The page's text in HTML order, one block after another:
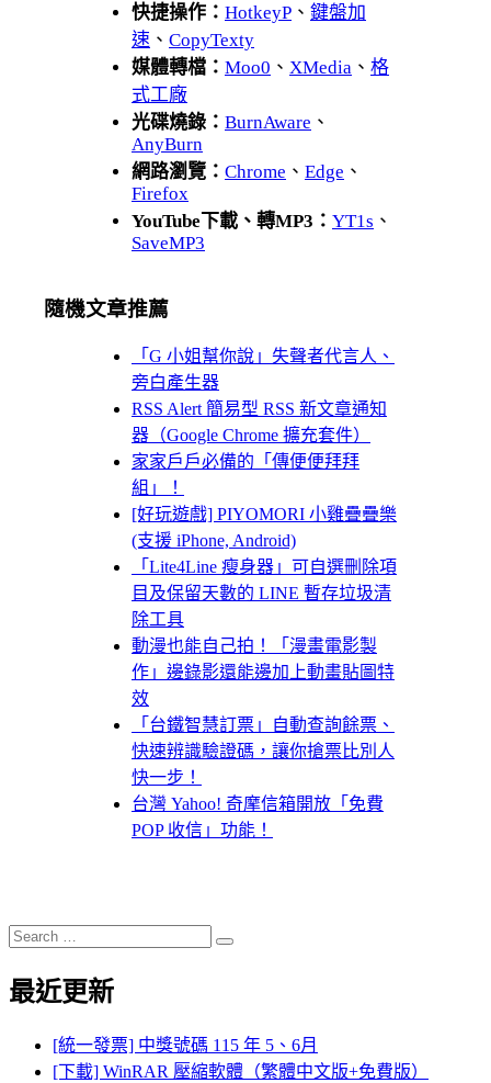
快捷操作： HotkeyP 、 鍵盤加
速 、 CopyTexty
媒體轉檔： Moo0 、 XMedia 、 格
式工廠
光碟燒錄： BurnAware 、
AnyBurn
網路瀏覽： Chrome 、 Edge 、
Firefox
YouTube下載、轉MP3： YT1s 、
SaveMP3
隨機文章推薦
「G 小姐幫你說」失聲者代言人、
旁白產生器
RSS Alert 簡易型 RSS 新文章通知
器（Google Chrome 擴充套件）
家家戶戶必備的「傳便便拜拜
組」！
[好玩遊戲] PIYOMORI 小雞疊疊樂
(支援 iPhone, Android)
「Lite4Line 瘦身器」可自選刪除項
目及保留天數的 LINE 暫存垃圾清
除工具
動漫也能自己拍！「漫畫電影製
作」邊錄影還能邊加上動畫貼圖特
效
「台鐵智慧訂票」自動查詢餘票、
快速辨識驗證碼，讓你搶票比別人
快一步！
台灣 Yahoo! 奇摩信箱開放「免費
POP 收信」功能！
Search
for:
Search
最近更新
[統一發票] 中獎號碼 115 年 5、6月
[下載] WinRAR 壓縮軟體（繁體中文版+免費版）